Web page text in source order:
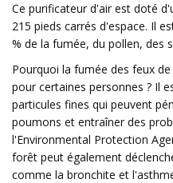
Ce purificateur d'air est doté
215 pieds carrés d'espace. Il
% de la fumée, du pollen, des
Pourquoi la fumée des feux
pour certaines personnes ? Il
particules fines qui peuvent
poumons et entraîner des
l'Environmental Protection
forêt peut également
comme la bronchite et